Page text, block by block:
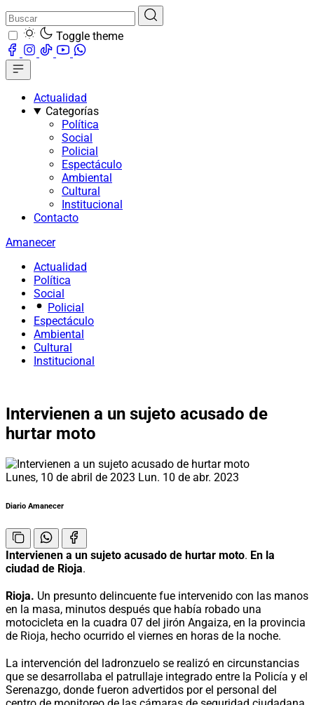
Toggle theme
Actualidad
Categorías
Política
Social
Policial
Espectáculo
Ambiental
Cultural
Institucional
Contacto
Amanecer
Actualidad
Política
Social
Policial
Espectáculo
Ambiental
Cultural
Institucional
Intervienen a un sujeto acusado de
hurtar moto
Lunes, 10 de abril de 2023 Lun. 10 de abr. 2023
Diario Amanecer
Intervienen a un sujeto acusado de hurtar moto. En la
ciudad de Rioja.
Rioja. Un presunto delincuente fue intervenido con las manos
en la masa, minutos después que había robado una
motocicleta en la cuadra 07 del jirón Angaiza, en la provincia
de Rioja, hecho ocurrido el viernes en horas de la noche.
La intervención del ladronzuelo se realizó en circunstancias
que se desarrollaba el patrullaje integrado entre la Policía y el
Serenazgo, donde fueron advertidos por el personal del